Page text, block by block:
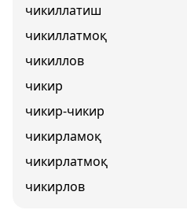
чикиллатиш
чикиллатмоқ
чикиллов
чикир
чикир-чикир
чикирламоқ
чикирлатмоқ
чикирлов